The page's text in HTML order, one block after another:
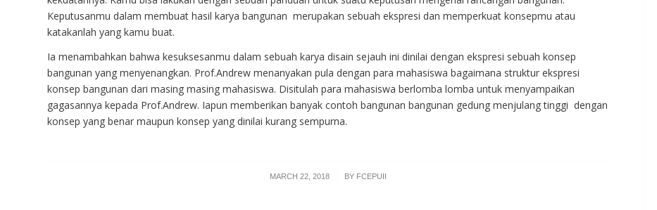
Keputusanmu dalam membuat hasil karya bangunan merupakan sebuah ekspresi dan memperkuat konsepmu atau
katakanlah yang kamu buat.
Ia menambahkan bahwa kesuksesanmu dalam sebuah karya disain sejauh ini dinilai dengan ekspresi sebuah konsep
bangunan yang menyenangkan. Prof.Andrew menanyakan pula dengan para mahasiswa bagaimana struktur ekspresi
konsep bangunan dari masing masing mahasiswa. Disitulah para mahasiswa berlomba lomba untuk menyampaikan
gagasannya kepada Prof.Andrew. Iapun memberikan banyak contoh bangunan bangunan gedung menjulang tinggi dengan
konsep yang benar maupun konsep yang dinilai kurang sempurna.
MARCH 22, 2018
/ BY FCEPUII